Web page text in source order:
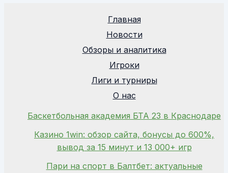
Главная
Новости
Обзоры и аналитика
Игроки
Лиги и турниры
О нас
Баскетбольная академия БТА 23 в Краснодаре
Казино 1win: обзор сайта, бонусы до 600%,
вывод за 15 минут и 13 000+ игр
Пари на спорт в Балтбет: актуальные